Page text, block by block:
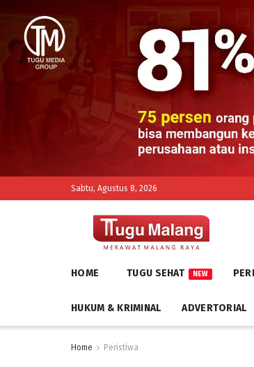
Sabtu, Agustus 8, 2026
HOME TUGU SEHAT NEW
HUKUM & KRIMINAL ADVERTORIAL
Home Peristiwa